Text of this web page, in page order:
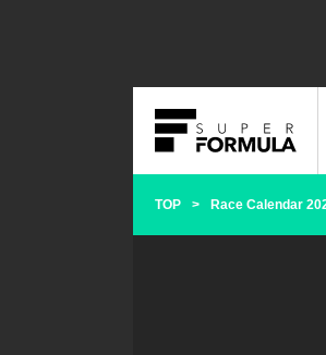
TOP Race Calendar